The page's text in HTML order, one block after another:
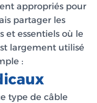
appropriés pour
partager les
et essentiels où le
largement utilisé
:
type de câble